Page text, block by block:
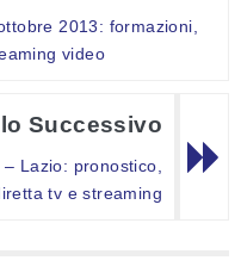
2013: formazioni,
video
Successivo
Lazio: pronostico,
tv e streaming